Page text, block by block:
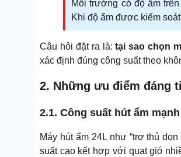
Môi trường có độ ẩm
Khi độ ẩm được kiểm
Câu hỏi đặt ra là:tại sao chọn
xác định đúng công suất theo
2. Những ưu điểm đáng
2.1. Công suất hút ẩm
Máy hút ẩm 24L như “trợ thủ
suất cao kết hợp với quạt gió